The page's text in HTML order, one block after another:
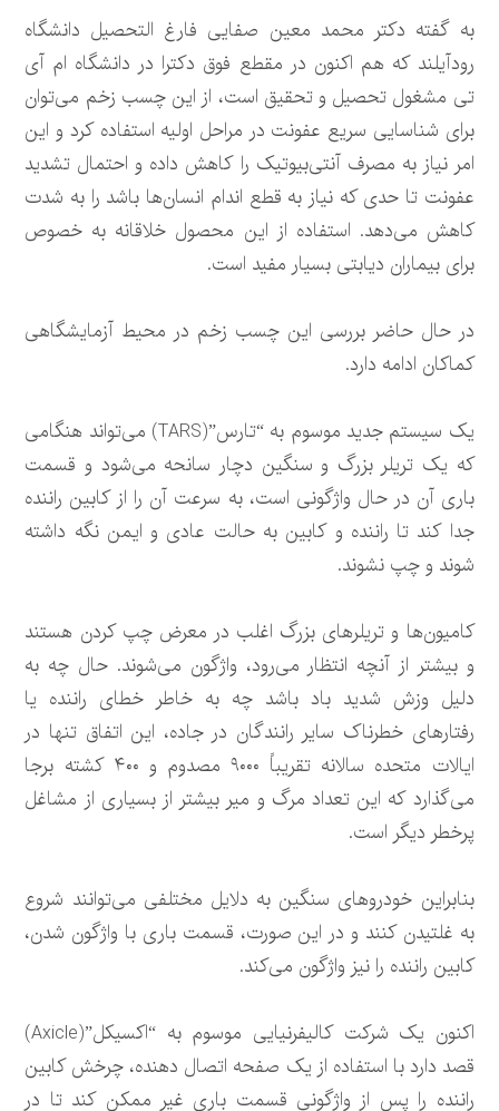
به گفته دکتر محمد معین صفایی فارغ التحصیل دانشگاه
رودآیلند که هم اکنون در مقطع فوق دکترا در دانشگاه ام آی
تی مشغول تحصیل و تحقیق است، از این چسب زخم می‌توان
برای شناسایی سریع عفونت در مراحل اولیه استفاده کرد و این
امر نیاز به مصرف آنتی‌بیوتیک را کاهش داده و احتمال تشدید
عفونت تا حدی که نیاز به قطع اندام انسان‌ها باشد را به شدت
کاهش می‌دهد. استفاده از این محصول خلاقانه به خصوص
برای بیماران دیابتی بسیار مفید است.
در حال حاضر بررسی این چسب زخم در محیط آزمایشگاهی
کماکان ادامه دارد.
یک سیستم جدید موسوم به “تارس”(TARS) می‌تواند هنگامی
که یک تریلر بزرگ و سنگین دچار سانحه می‌شود و قسمت
باری آن در حال واژگونی است، به سرعت آن را از کابین راننده
جدا کند تا راننده و کابین به حالت عادی و ایمن نگه داشته
شوند و چپ نشوند.
کامیون‌ها و تریلرهای بزرگ اغلب در معرض چپ کردن هستند
و بیشتر از آنچه انتظار می‌رود، واژگون می‌شوند. حال چه به
دلیل وزش شدید باد باشد چه به خاطر خطای راننده یا
رفتارهای خطرناک سایر رانندگان در جاده، این اتفاق تنها در
ایالات متحده سالانه تقریباً ۹۰۰۰ مصدوم و ۴۰۰ کشته برجا
می‌گذارد که این تعداد مرگ و میر بیشتر از بسیاری از مشاغل
پرخطر دیگر است.
بنابراین خودروهای سنگین به دلایل مختلفی می‌توانند شروع
به غلتیدن کنند و در این صورت، قسمت باری با واژگون شدن،
کابین راننده را نیز واژگون می‌کند.
اکنون یک شرکت کالیفرنیایی موسوم به “اکسیکل”(Axicle)
قصد دارد با استفاده از یک صفحه اتصال دهنده، چرخش کابین
راننده را پس از واژگونی قسمت باری غیر ممکن کند تا در